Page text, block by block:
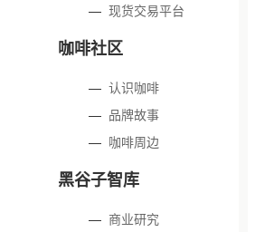
—现货交易平台
咖啡社区
—认识咖啡
— 品牌故事
— 咖啡周边
黑谷子智库
— 商业研究